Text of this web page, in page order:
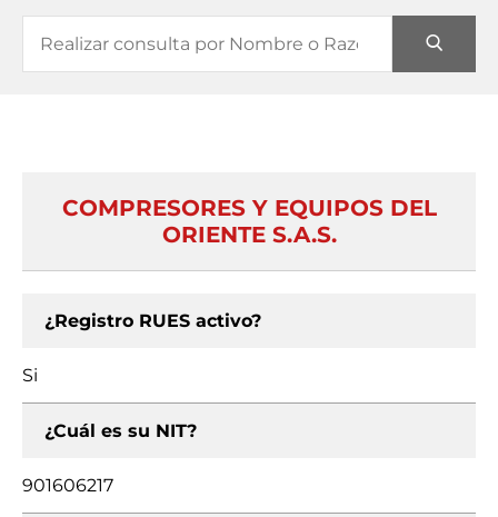
COMPRESORES Y EQUIPOS DEL
ORIENTE S.A.S.
¿Registro RUES activo?
Si
¿Cuál es su NIT?
901606217